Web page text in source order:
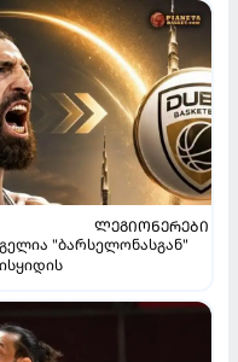
ᲚᲔᲒᲘᲝᲜᲔᲠᲔᲑᲘ
"ბარსელონასგან"